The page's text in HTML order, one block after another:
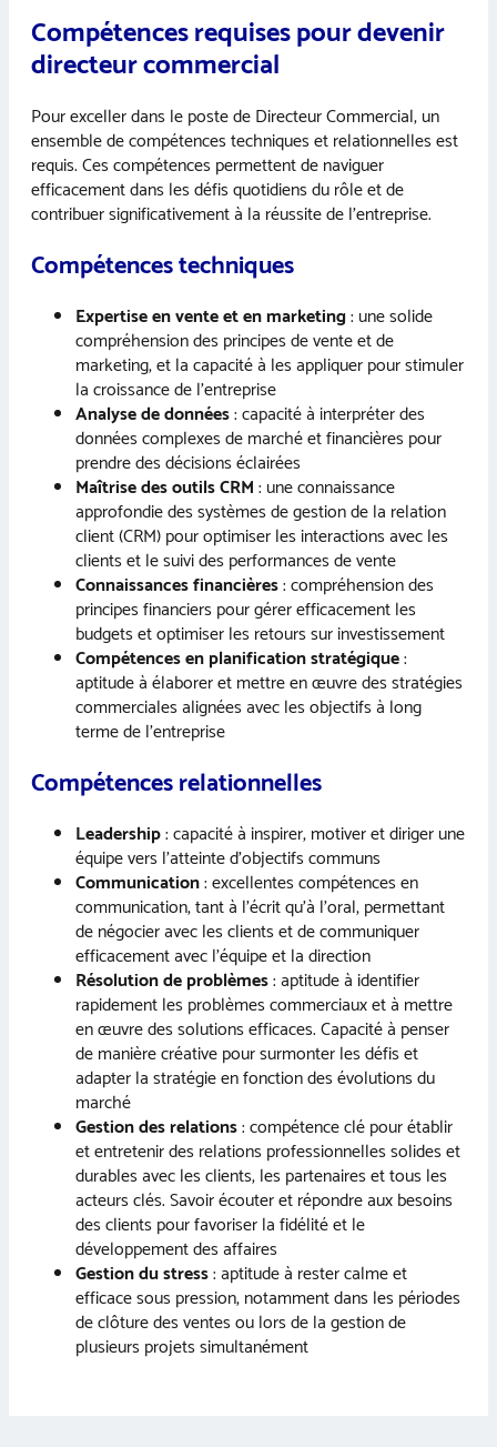
Compétences requises pour devenir
directeur commercial
Pour exceller dans le poste de Directeur Commercial, un
ensemble de compétences techniques et relationnelles est
requis. Ces compétences permettent de naviguer
efficacement dans les défis quotidiens du rôle et de
contribuer significativement à la réussite de l’entreprise.
Compétences techniques
Expertise en vente et en marketing: une solide
compréhension des principes de vente et de
marketing, et la capacité à les appliquer pour stimuler
la croissance de l’entreprise
Analyse de données: capacité à interpréter des
données complexes de marché et financières pour
prendre des décisions éclairées
Maîtrise des outils CRM: une connaissance
approfondie des systèmes de gestion de la relation
client (CRM) pour optimiser les interactions avec les
clients et le suivi des performances de vente
Connaissances financières: compréhension des
principes financiers pour gérer efficacement les
budgets et optimiser les retours sur investissement
Compétences en planification stratégique:
aptitude à élaborer et mettre en œuvre des stratégies
commerciales alignées avec les objectifs à long
terme de l’entreprise
Compétences relationnelles
Leadership: capacité à inspirer, motiver et diriger une
équipe vers l’atteinte d’objectifs communs
Communication: excellentes compétences en
communication, tant à l’écrit qu’à l’oral, permettant
de négocier avec les clients et de communiquer
efficacement avec l’équipe et la direction
Résolution de problèmes: aptitude à identifier
rapidement les problèmes commerciaux et à mettre
en œuvre des solutions efficaces. Capacité à penser
de manière créative pour surmonter les défis et
adapter la stratégie en fonction des évolutions du
marché
Gestion des relations: compétence clé pour établir
et entretenir des relations professionnelles solides et
durables avec les clients, les partenaires et tous les
acteurs clés. Savoir écouter et répondre aux besoins
des clients pour favoriser la fidélité et le
développement des affaires
Gestion du stress: aptitude à rester calme et
efficace sous pression, notamment dans les périodes
de clôture des ventes ou lors de la gestion de
plusieurs projets simultanément